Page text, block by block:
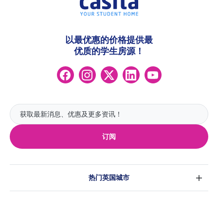
订阅
以最优惠的价格提供最
优质的学生房源！
热门英国城市